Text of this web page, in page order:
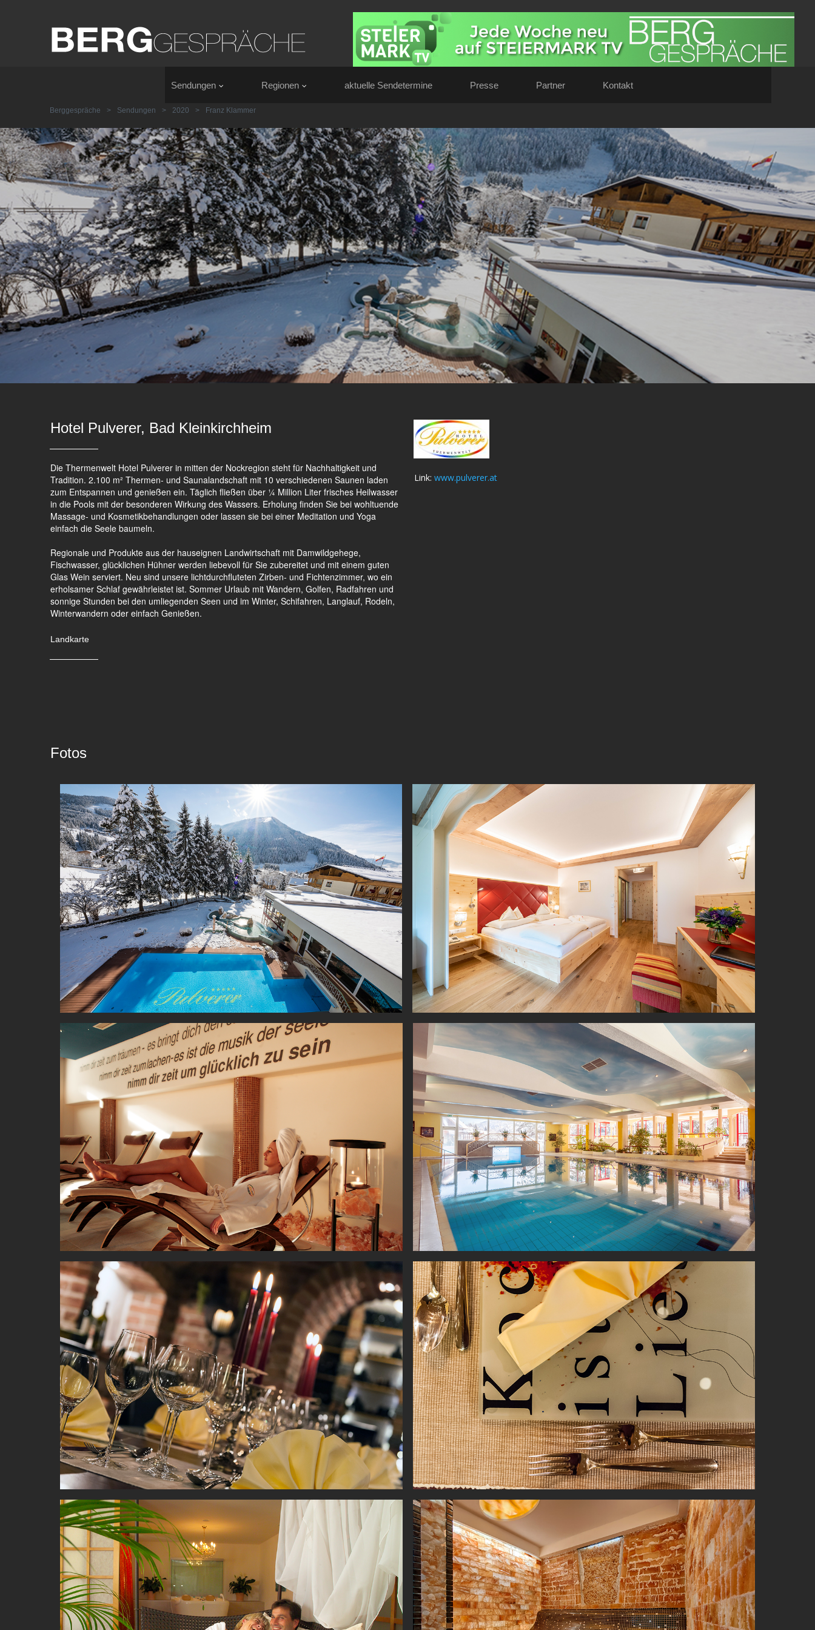
Sendungen Regionen aktuelle Sendetermine Presse Partner Kontakt
Berggespräche > Sendungen > 2020 > Franz Klammer
Hotel Pulverer, Bad Kleinkirchheim
Die Thermenwelt Hotel Pulverer in mitten der Nockregion steht für Nachhaltigkeit und
Tradition. 2.100 m² Thermen- und Saunalandschaft mit 10 verschiedenen Saunen laden
zum Entspannen und genießen ein. Täglich fließen über ¼ Million Liter frisches Heilwasser
in die Pools mit der besonderen Wirkung des Wassers. Erholung finden Sie bei wohltuende
Massage- und Kosmetikbehandlungen oder lassen sie bei einer Meditation und Yoga
einfach die Seele baumeln.
Regionale und Produkte aus der hauseignen Landwirtschaft mit Damwildgehege,
Fischwasser, glücklichen Hühner werden liebevoll für Sie zubereitet und mit einem guten
Glas Wein serviert. Neu sind unsere lichtdurchfluteten Zirben- und Fichtenzimmer, wo ein
erholsamer Schlaf gewährleistet ist. Sommer Urlaub mit Wandern, Golfen, Radfahren und
sonnige Stunden bei den umliegenden Seen und im Winter, Schifahren, Langlauf, Rodeln,
Winterwandern oder einfach Genießen.
Landkarte
Link: www.pulverer.at
Fotos